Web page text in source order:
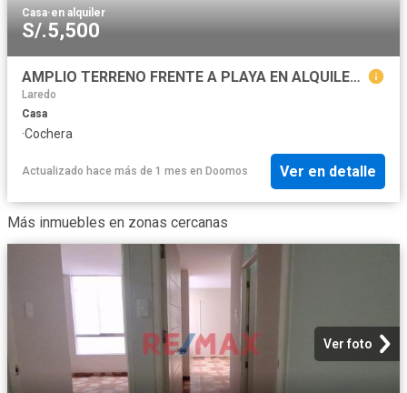
Casa·en alquiler
S/.5,500
AMPLIO TERRENO FRENTE A PLAYA EN ALQUILER, 3100 m2, EN ESQUINA, CON 2 FRENTES A CARRETERAS Y 1 A LA PLAYA
Laredo
Casa
·Cochera
Actualizado hace más de 1 mes en Doomos Ver en detalle
Más inmuebles en zonas cercanas
Ver foto